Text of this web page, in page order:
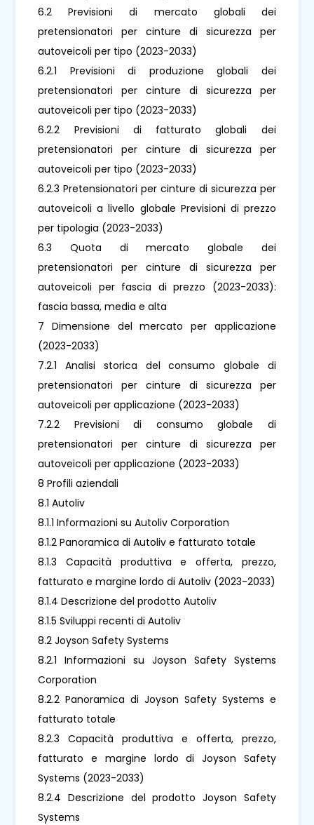
6.2 Previsioni di mercato globali dei
pretensionatori per cinture di sicurezza per
autoveicoli per tipo (2023-2033)
6.2.1 Previsioni di produzione globali dei
pretensionatori per cinture di sicurezza per
autoveicoli per tipo (2023-2033)
6.2.2 Previsioni di fatturato globali dei
pretensionatori per cinture di sicurezza per
autoveicoli per tipo (2023-2033)
6.2.3 Pretensionatori per cinture di sicurezza per
autoveicoli a livello globale Previsioni di prezzo
per tipologia (2023-2033)
6.3 Quota di mercato globale dei
pretensionatori per cinture di sicurezza per
autoveicoli per fascia di prezzo (2023-2033):
fascia bassa, media e alta
7 Dimensione del mercato per applicazione
(2023-2033)
7.2.1 Analisi storica del consumo globale di
pretensionatori per cinture di sicurezza per
autoveicoli per applicazione (2023-2033)
7.2.2 Previsioni di consumo globale di
pretensionatori per cinture di sicurezza per
autoveicoli per applicazione (2023-2033)
8 Profili aziendali
8.1 Autoliv
8.1.1 Informazioni su Autoliv Corporation
8.1.2 Panoramica di Autoliv e fatturato totale
8.1.3 Capacità produttiva e offerta, prezzo,
fatturato e margine lordo di Autoliv (2023-2033)
8.1.4 Descrizione del prodotto Autoliv
8.1.5 Sviluppi recenti di Autoliv
8.2 Joyson Safety Systems
8.2.1 Informazioni su Joyson Safety Systems
Corporation
8.2.2 Panoramica di Joyson Safety Systems e
fatturato totale
8.2.3 Capacità produttiva e offerta, prezzo,
fatturato e margine lordo di Joyson Safety
Systems (2023-2033)
8.2.4 Descrizione del prodotto Joyson Safety
Systems